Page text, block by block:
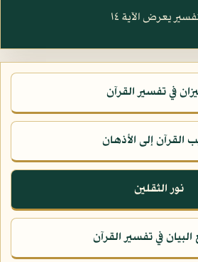
يعرض الآية ١٤
في تفسير القرآن
القرآن إلى الأذهان
نور الثقلين
في تفسير القرآن